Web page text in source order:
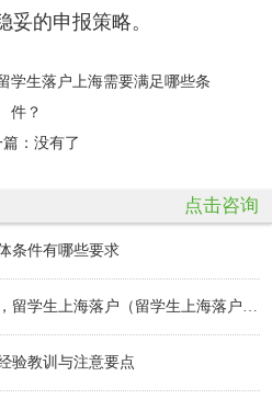
妥的申报策略。
学生落户上海需要满足哪些条
件？
：没有了
点击咨询
条件有哪些要求
验教训与注意要点